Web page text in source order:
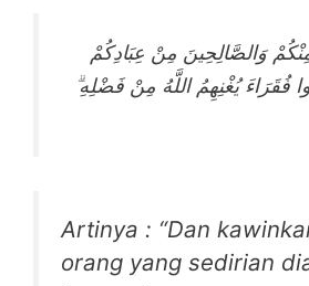
مِنْكُمْ وَالصَّالِحِينَ مِنْ عِبَادِكُمْ
فُقَرَاءَ يُغْنِهِمُ اللَّهُ مِنْ فَضْلِهِ
Artinya : “Dan
orang yang sedirian